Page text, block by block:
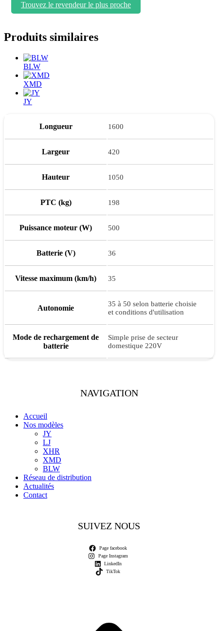
Trouvez le revendeur le plus proche
Produits similaires
BLW
XMD
JY
Longueur 1600
Largeur 420
Hauteur 1050
PTC (kg) 198
Puissance moteur (W) 500
Batterie (V) 36
Vitesse maximum (km/h) 35
Autonomie
35 à 50 selon batterie choisie
et conditions d'utilisation
Mode de rechargement de
batterie
Simple prise de secteur
domestique 220V
NAVIGATION
Accueil
Nos modèles
JY
LJ
XHR
XMD
BLW
Réseau de distribution
Actualités
Contact
SUIVEZ NOUS
Page facebook
Page Instagram
LinkedIn
TikTok